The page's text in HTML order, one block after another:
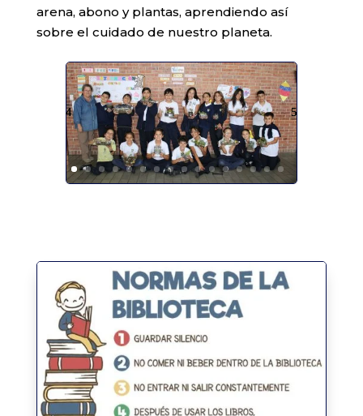
arena, abono y plantas, aprendiendo así
sobre el cuidado de nuestro planeta.